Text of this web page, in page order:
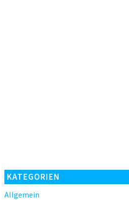
KATEGORIEN
Allgemein